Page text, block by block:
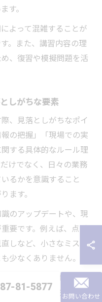
す。
よって混雑することが
。また、講習内容の理
、復習や模擬問題を活
しがちな要素
、見落としがちなポイ
の把握」「現場での実
する具体的なルール理
けでなく、日々の業務
るかを意識すること
ます。
のアップデートや、現
要です。例えば、点呼
しなど、小さなミスが
少なくありません。
会社全体での情報共有
素です。これらを意識
81-5877
お問い合わせ